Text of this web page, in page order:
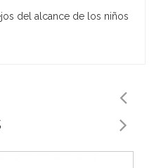
del alcance de los niños